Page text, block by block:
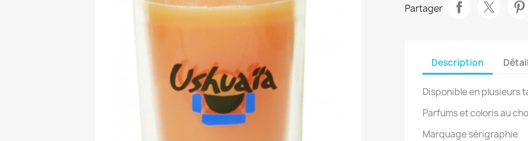
Partager
Description
Disponible en plusieurs
Parfums et coloris au
Marquage sérigraphie